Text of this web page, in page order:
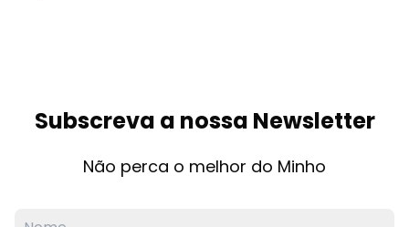
Subscreva a nossa Newsletter
Não perca o melhor do Minho